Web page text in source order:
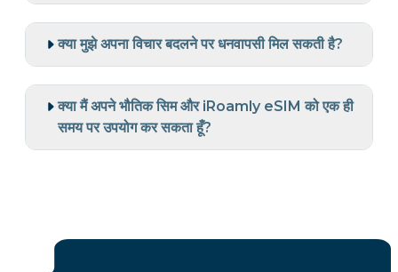
क्या मुझे अपना विचार बदलने पर धनवापसी मिल सकती है?
क्या मैं अपने भौतिक सिम और iRoamly eSIM को एक ही
समय पर उपयोग कर सकता हूँ?